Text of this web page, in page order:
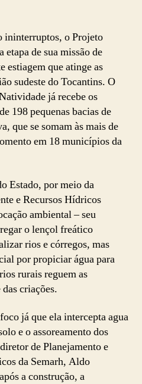
ininterruptos, o Projeto
de sua missão de
estiagem que atinge as
sudeste do Tocantins. O
já recebe os
198 pequenas bacias de
que se somam às mais de
em 18 municípios da
Estado, por meio da
e Recursos Hídricos
ambiental – seu
o lençol freático
rios e córregos, mas
por propiciar água para
rurais reguem as
criações.
já que ela intercepta agua
e o assoreamento dos
de Planejamento e
da Semarh, Aldo
a construção, a